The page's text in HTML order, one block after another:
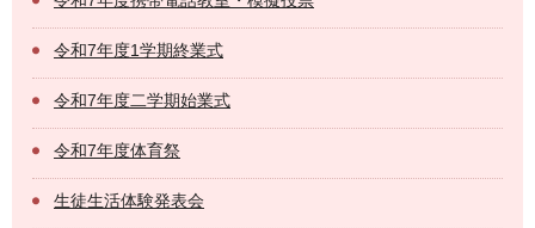
令和7年度1学期終業式
令和7年度二学期始業式
令和7年度体育祭
生徒生活体験発表会